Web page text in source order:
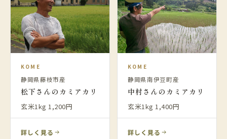
KOME
静岡県藤枝市産
松下さんのカミアカリ
玄米1kg 1,200円
詳しく見る
KOME
静岡県南伊豆町産
中村さんのカミアカリ
玄米1kg 1,400円
詳しく見る